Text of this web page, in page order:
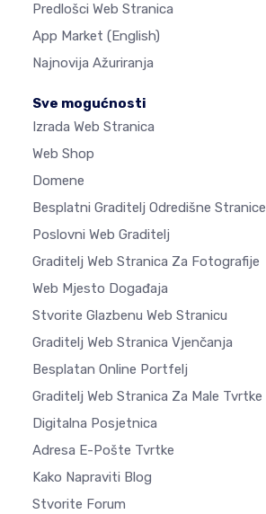
Predlošci Web Stranica
App Market (English)
Najnovija Ažuriranja
Sve mogućnosti
Izrada Web Stranica
Web Shop
Domene
Besplatni Graditelj Odredišne Stranice
Poslovni Web Graditelj
Graditelj Web Stranica Za Fotografije
Web Mjesto Događaja
Stvorite Glazbenu Web Stranicu
Graditelj Web Stranica Vjenčanja
Besplatan Online Portfelj
Graditelj Web Stranica Za Male Tvrtke
Digitalna Posjetnica
Adresa E-Pošte Tvrtke
Kako Napraviti Blog
Stvorite Forum